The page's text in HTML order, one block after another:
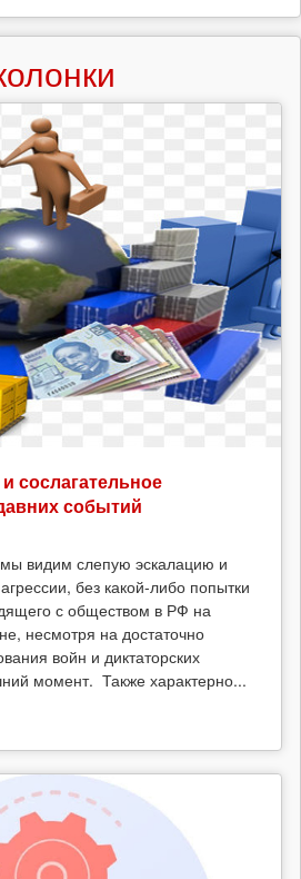
сослагательное
событий
видим слепую эскалацию и
без какой-либо попытки
с обществом в РФ на
несмотря на достаточно
войн и диктаторских
момент. Также характерно...